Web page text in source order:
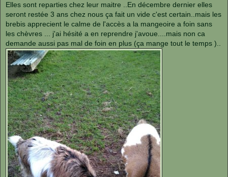
s
a
g
e
Elles sont reparties chez leur maitre ..En décembre dernier elles
seront restée 3 ans chez nous ça fait un vide c'est certain..mais les
brebis apprecient le calme de l'accès a la mangeoire a foin sans
les chèvres ... j'ai hésité a en reprendre j'avoue....mais non ca
demande aussi pas mal de foin en plus (ça mange tout le temps )..